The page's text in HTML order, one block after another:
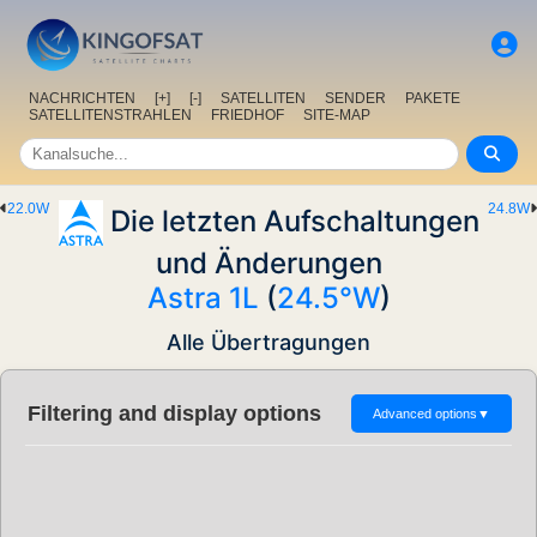
NACHRICHTEN [+] [-] SATELLITEN SENDER
PAKETE
SATELLITENSTRAHLEN
FRIEDHOF SITE-MAP
24.8W
22.0W
Die letzten Aufschaltungen
und Änderungen
Astra 1L (24.5°W)
Alle Übertragungen
Filtering and display options Advanced options ▼